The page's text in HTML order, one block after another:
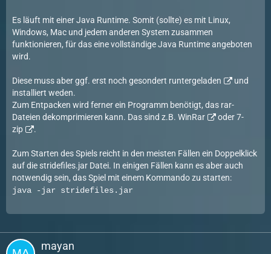
Es läuft mit einer Java Runtime. Somit (sollte) es mit Linux,
Windows, Mac und jedem anderen System zusammen
funktionieren, für das eine vollständige Java Runtime angeboten
wird.
Diese muss aber ggf. erst noch gesondert runtergeladen
und
installiert weden.
Zum Entpacken wird ferner ein Programm benötigt, das rar-
Dateien dekomprimieren kann. Das sind z.B. WinRar oder7-
zip
.
Zum Starten des Spiels reicht in den meisten Fällen ein Doppelklick
auf die stridefiles.jar Datei. In einigen Fällen kann es aber auch
notwendig sein, das Spiel mit einem Kommando zu starten:
java -jar stridefiles.jar
mayan